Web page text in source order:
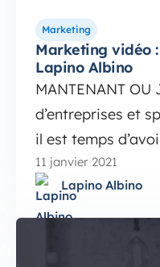
Marketing
Marketing vidéo
Lapino Albino
MANTENANT OU
d’entreprises et
il est temps
11 janvier 2021
Lapino Albino